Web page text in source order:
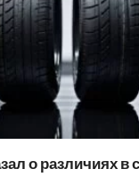
о различиях в